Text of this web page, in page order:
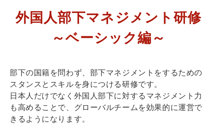
外国人部下マネジメント研修
～ベーシック編～
部下の国籍を問わず、部下マネジメントをするための
スタンスとスキルを身につける研修です。
日本人だけでなく外国人部下に対するマネジメント力
も高めることで、グローバルチームを効果的に運営で
きるようになります。